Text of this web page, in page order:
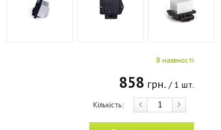
В наявності
858 грн. / 1 шт.
Кількість: